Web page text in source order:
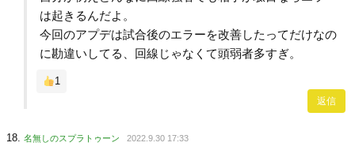
は起きるんだよ。
今回のアプデは試合後のエラーを改善したってだけなの
に勘違いしてる、回線じゃなくて頭弱者多すぎ。
1
返信
名無しのスプラトゥーン 2022.9.30 17:33